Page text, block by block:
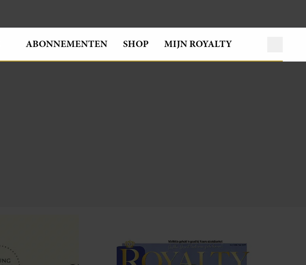
ABONNEMENTEN SHOP MIJN ROYALTY